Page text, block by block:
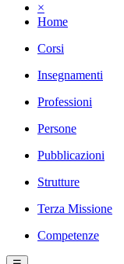
×
Home
Corsi
Insegnamenti
Professioni
Persone
Pubblicazioni
Strutture
Terza Missione
Competenze